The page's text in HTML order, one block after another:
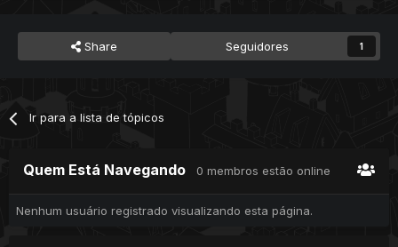
Share Seguidores 1
Ir para a lista de tópicos
Quem Está Navegando 0 membros estão online
Nenhum usuário registrado visualizando esta página.